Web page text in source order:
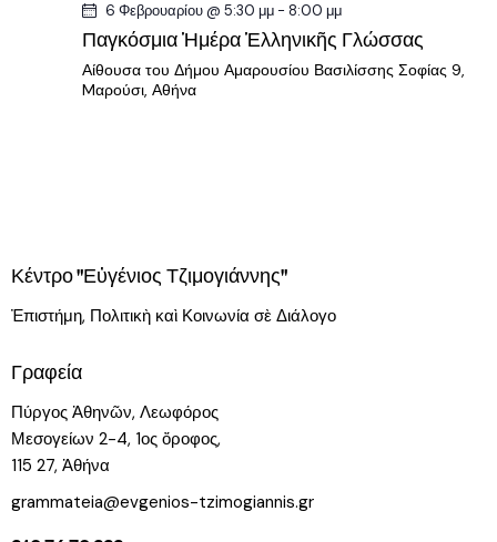
6 Φεβρουαρίου @ 5:30 μμ - 8:00 μμ
Παγκόσμια Ἡμέρα Ἑλληνικῆς Γλώσσας
Αίθουσα του Δήμου Αμαρουσίου Βασιλίσσης Σοφίας 9,
Mαρούσι, Αθήνα
Κέντρο "Εὐγένιος Τζιμογιάννης"
Ἐπιστήμη, Πολιτικὴ καὶ Κοινωνία σὲ Διάλογο
Γραφεία
Πύργος Ἀθηνῶν, Λεωφόρος
Μεσογείων 2-4, 1ος ὄροφος,
115 27, Ἀθήνα
grammateia@evgenios-tzimogiannis.gr